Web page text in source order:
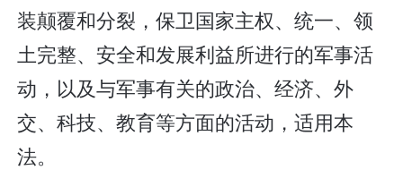
装颠覆和分裂，保卫国家主权、统一、领
土完整、安全和发展利益所进行的军事活
动，以及与军事有关的政治、经济、外
交、科技、教育等方面的活动，适用本
法。